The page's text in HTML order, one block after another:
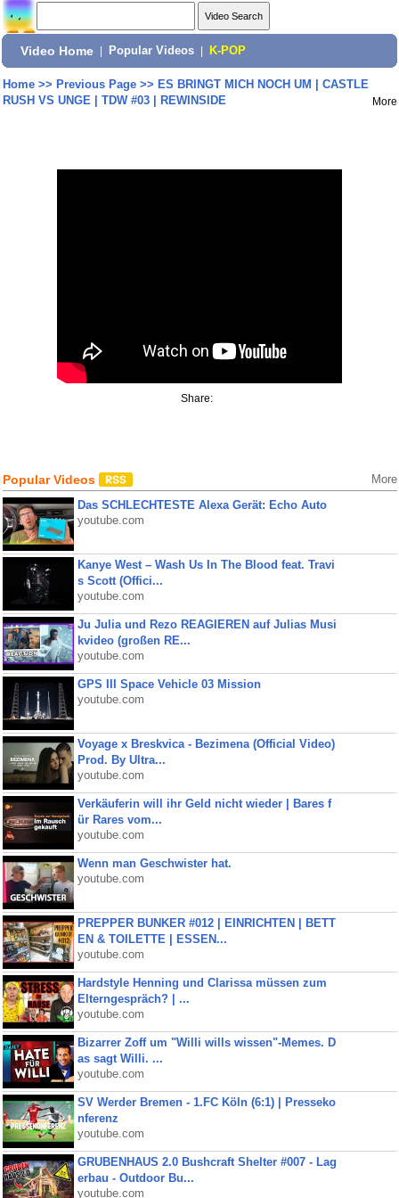
Video Home Popular Videos K-POP
Home>> Previous Page>> ES BRINGT MICH NOCH UM | CASTLE
RUSH VS UNGE | TDW #03 | REWINSIDE
More
Share:
Popular Videos More
Das SCHLECHTESTE Alexa Gerät: Echo Auto
youtube.com
Kanye West – Wash Us In The Blood feat. Travi
s Scott (Offici...
youtube.com
Ju Julia und Rezo REAGIEREN auf Julias Musi
kvideo (großen RE...
youtube.com
GPS III Space Vehicle 03 Mission
youtube.com
Voyage x Breskvica - Bezimena (Official Video)
Prod. By Ultra...
youtube.com
Verkäuferin will ihr Geld nicht wieder | Bares f
ür Rares vom...
youtube.com
Wenn man Geschwister hat.
youtube.com
PREPPER BUNKER #012 | EINRICHTEN | BETT
EN & TOILETTE | ESSEN...
youtube.com
Hardstyle Henning und Clarissa müssen zum
Elterngespräch? | ...
youtube.com
Bizarrer Zoff um "Willi wills wissen"-Memes. D
as sagt Willi. ...
youtube.com
SV Werder Bremen - 1.FC Köln (6:1) | Presseko
nferenz
youtube.com
GRUBENHAUS 2.0 Bushcraft Shelter #007 - Lag
erbau - Outdoor Bu...
youtube.com